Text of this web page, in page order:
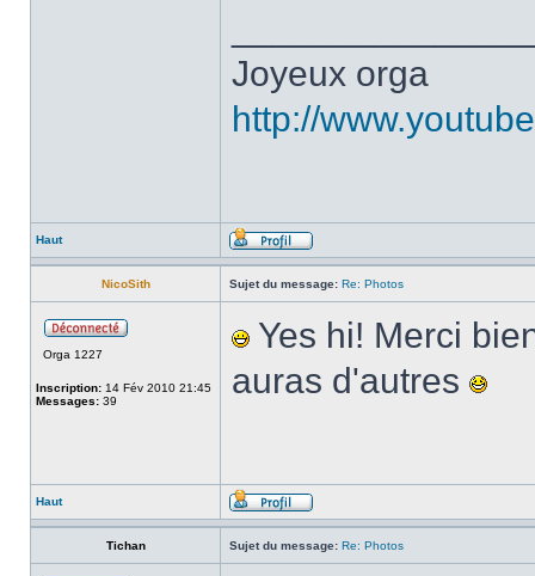
Joyeux orga
http://
Haut
NicoSith Sujet du message: Re: Photos
Orga 1227
Inscription: 14 Fév 2010 21:45
Messages: 39
Yes hi! Merci
auras d'autres
Haut
Tichan Sujet du message: Re: Photos